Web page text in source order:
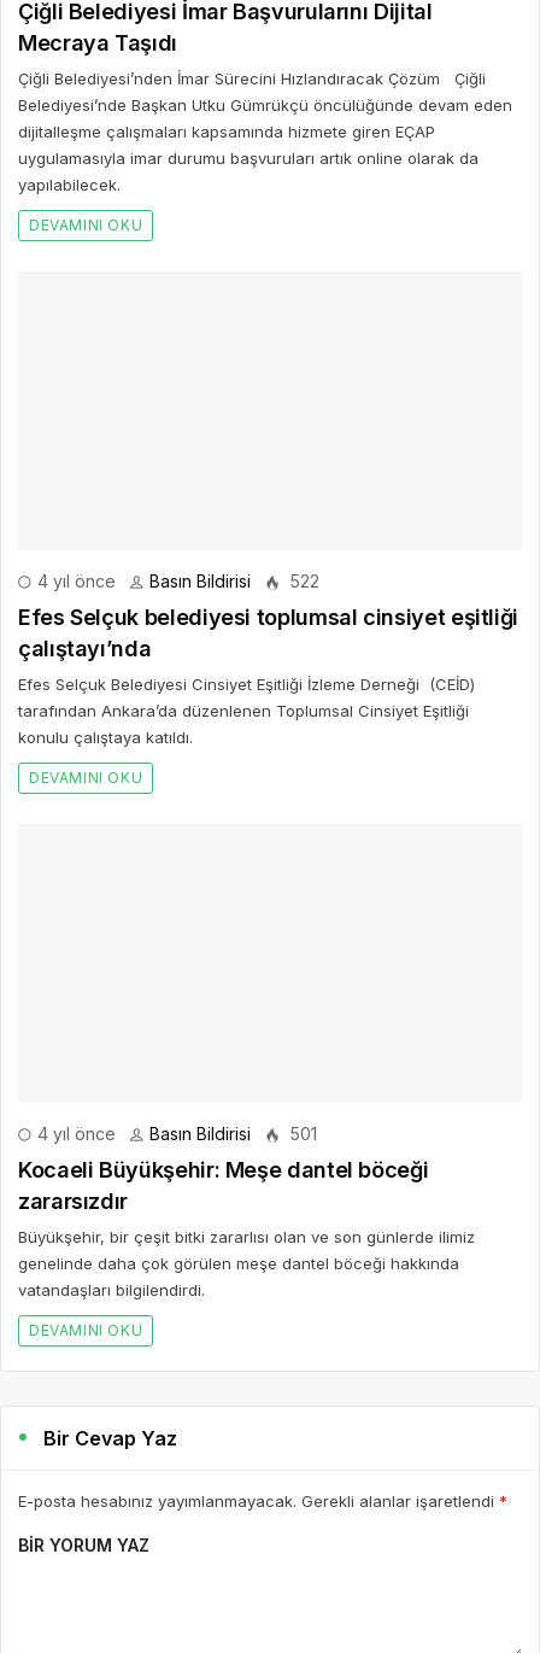
Çiğli Belediyesi İmar Başvurularını Dijital
Mecraya Taşıdı
Çiğli Belediyesi’nden İmar Sürecini Hızlandıracak Çözüm Çiğli
Belediyesi’nde Başkan Utku Gümrükçü öncülüğünde devam eden
dijitalleşme çalışmaları kapsamında hizmete giren EÇAP
uygulamasıyla imar durumu başvuruları artık online olarak da
yapılabilecek.
DEVAMINI OKU
4 yıl önce Basın Bildirisi 522
Efes Selçuk belediyesi toplumsal cinsiyet eşitliği
çalıştayı’nda
Efes Selçuk Belediyesi Cinsiyet Eşitliği İzleme Derneği (CEİD)
tarafından Ankara’da düzenlenen Toplumsal Cinsiyet Eşitliği
konulu çalıştaya katıldı.
DEVAMINI OKU
4 yıl önce Basın Bildirisi 501
Kocaeli Büyükşehir: Meşe dantel böceği
zararsızdır
Büyükşehir, bir çeşit bitki zararlısı olan ve son günlerde ilimiz
genelinde daha çok görülen meşe dantel böceği hakkında
vatandaşları bilgilendirdi.
DEVAMINI OKU
Bir Cevap Yaz
E-posta hesabınız yayımlanmayacak. Gerekli alanlar işaretlendi *
BIR YORUM YAZ